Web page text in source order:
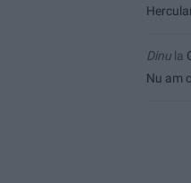
Dinu la
Nu am